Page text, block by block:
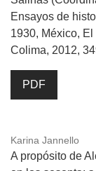
Ensayos de
1930, México,
Colima, 2012,
PDF
Karina Jannello
A propósito de